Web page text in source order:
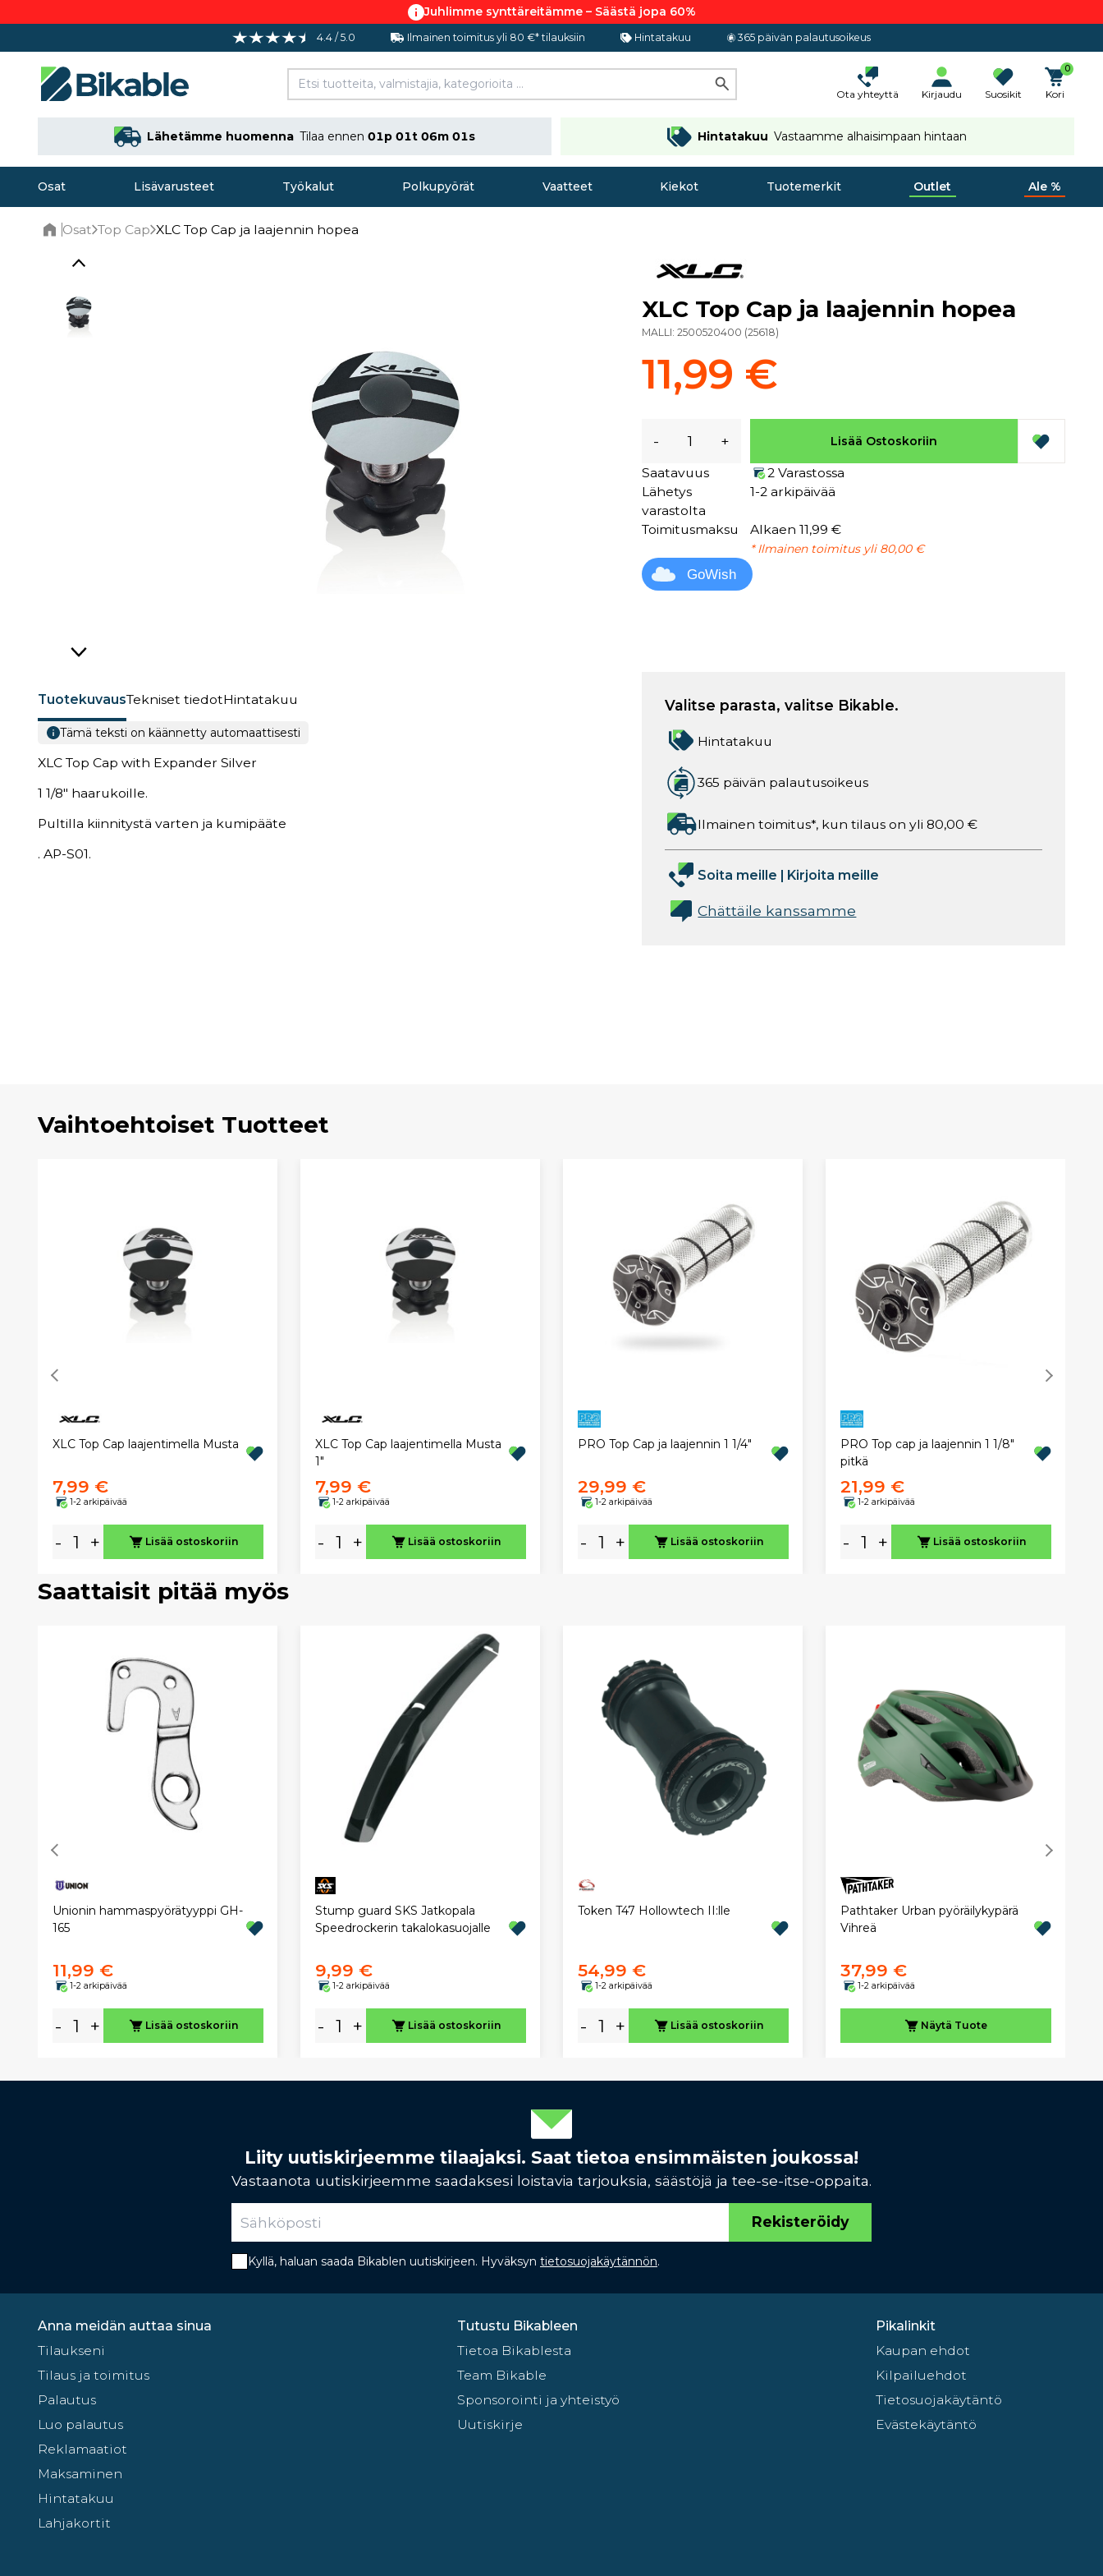
Juhlimme synttäreitämme – Säästä jopa 60%
4.4 / 5.0 Ilmainen toimitus yli 80 €* tilauksiin Hintatakuu 365 päivän palautusoikeus
Ota yhteyttä Kirjaudu Suosikit
0
Kori
Lähetämme huomenna Tilaa ennen 01p 01t 06m 01s Hintatakuu Vastaamme alhaisimpaan hintaan
Osat Lisävarusteet Työkalut Polkupyörät Vaatteet Kiekot Tuotemerkit Outlet Ale %
Osat Top Cap XLC Top Cap ja laajennin hopea
TuotekuvausTekniset tiedotHintatakuu
Tämä teksti on käännetty automaattisesti
XLC Top Cap with Expander Silver
1 1/8" haarukoille.
Pultilla kiinnitystä varten ja kumipääte
. AP-S01.
XLC Top Cap ja laajennin hopea
MALLI:2500520400 (25618)
11,99 €
- + Lisää Ostoskoriin
Saatavuus
2 Varastossa
Lähetys
varastolta
1-2 arkipäivää
Toimitusmaksu Alkaen 11,99 €
* Ilmainen toimitus yli 80,00 €
GoWish
Valitse parasta, valitse Bikable.
Hintatakuu
365 päivän palautusoikeus
Ilmainen toimitus*, kun tilaus on yli 80,00 €
Soita meille | Kirjoita meille
Chättäile kanssamme
Vaihtoehtoiset Tuotteet
XLC Top Cap laajentimella Musta
7,99 €
1-2 arkipäivää
- + Lisää ostoskoriin
XLC Top Cap laajentimella Musta
1"
7,99 €
1-2 arkipäivää
- + Lisää ostoskoriin
PRO Top Cap ja laajennin 1 1/4"
29,99 €
1-2 arkipäivää
- + Lisää ostoskoriin
PRO Top cap ja laajennin 1 1/8"
pitkä
21,99 €
1-2 arkipäivää
- + Lisää ostoskoriin
Saattaisit pitää myös
Unionin hammaspyörätyyppi GH-
165
11,99 €
1-2 arkipäivää
- + Lisää ostoskoriin
Stump guard SKS Jatkopala
Speedrockerin takalokasuojalle
9,99 €
1-2 arkipäivää
- + Lisää ostoskoriin
Token T47 Hollowtech II:lle
54,99 €
1-2 arkipäivää
- + Lisää ostoskoriin
Pathtaker Urban pyöräilykypärä
Vihreä
37,99 €
1-2 arkipäivää
Näytä Tuote
Liity uutiskirjeemme tilaajaksi. Saat tietoa ensimmäisten joukossa!
Vastaanota uutiskirjeemme saadaksesi loistavia tarjouksia, säästöjä ja tee-se-itse-oppaita.
Rekisteröidy
Kyllä, haluan saada Bikablen uutiskirjeen. Hyväksyn tietosuojakäytännön.
Anna meidän auttaa sinua
Tilaukseni
Tilaus ja toimitus
Palautus
Luo palautus
Reklamaatiot
Maksaminen
Hintatakuu
Lahjakortit
Tutustu Bikableen
Tietoa Bikablesta
Team Bikable
Sponsorointi ja yhteistyö
Uutiskirje
Pikalinkit
Kaupan ehdot
Kilpailuehdot
Tietosuojakäytäntö
Evästekäytäntö